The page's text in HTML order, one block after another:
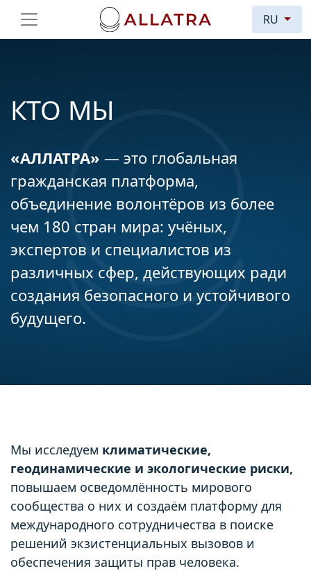
RU
КТО МЫ
«АЛЛАТРА» — это глобальная
гражданская платформа,
объединение волонтёров из более
чем 180 стран мира: учёных,
экспертов и специалистов из
различных сфер, действующих ради
создания безопасного и устойчивого
будущего.
Мы исследуем климатические,
геодинамические и экологические риски,
повышаем осведомлённость мирового
сообщества о них и создаём платформу для
международного сотрудничества в поиске
решений экзистенциальных вызовов и
обеспечения защиты прав человека.